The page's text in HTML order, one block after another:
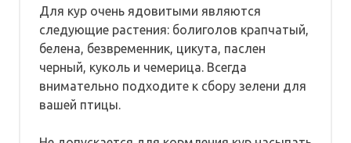
Для кур очень ядовитыми являются
следующие растения: болиголов крапчатый,
белена, безвременник, цикута, паслен
черный, куколь и чемерица. Всегда
внимательно подходите к сбору зелени для
вашей птицы.